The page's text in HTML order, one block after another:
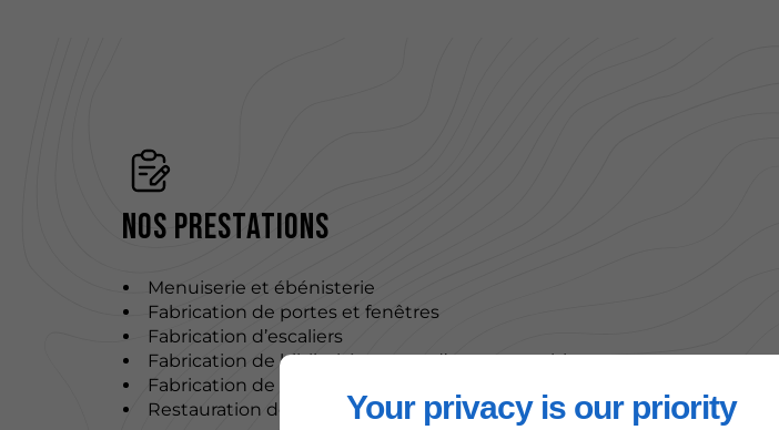
Your privacy is our priority
Nos prestations
Menuiserie et ébénisterie
Fabrication de portes et fenêtres
Fabrication d’escaliers
Fabrication de bibliothèques et d’autres meubles sur mesure
Fabrication de mobilier de cuisine et de salle de bains
Restauration de meubles